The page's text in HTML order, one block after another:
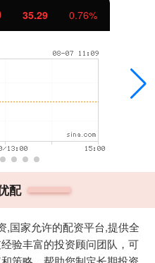
35.29 0.76%
配
,国家允许的配资平台,提供全
验丰富的投资顾问团队，可